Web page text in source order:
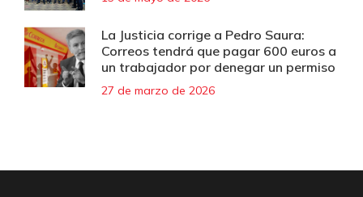
La Justicia corrige a Pedro Saura:
Correos tendrá que pagar 600 euros a
un trabajador por denegar un permiso
27 de marzo de 2026